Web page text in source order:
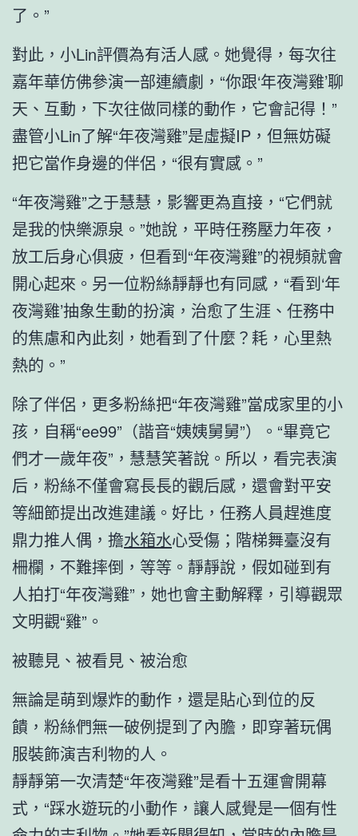
了。”
對此，小Lin評價為有活人感。她覺得，每次往
嘉年華仿佛參演一部連續劇，“你跟‘年夜灣雞’聊
天、互動，下次往做同樣的動作，它會記得！”
盡管小Lin了解“年夜灣雞”是虛擬IP，但無妨礙
把它當作身邊的伴侶，“很有實感。”
“年夜灣雞”之于慧慧，影響更為直接，“它們就
是我的快樂源泉。”她說，平時任務壓力年夜，
放工后身心俱疲，但看到“年夜灣雞”的視頻就會
開心起來。另一位粉絲靜靜也有同感，“看到‘年
夜灣雞’抽象生動的扮演，治愈了生涯、任務中
的焦慮和內此刻，她看到了什麼？耗，心里熱
熱的。”
除了伴侶，更多粉絲把“年夜灣雞”當成家里的小
孩，自稱“ee99”（諧音“姨姨舅舅”）。“畢竟它
們才一歲年夜”，慧慧笑著說。所以，看完表演
后，粉絲不僅會寫長長的觀后感，還會對平安
等細節提出改進建議。好比，任務人員趕進度
鼎力推人偶，擔水箱水心受傷；階梯舞臺沒有
柵欄，不難摔倒，等等。靜靜說，假如碰到有
人拍打“年夜灣雞”，她也會主動解釋，引導觀眾
文明觀“雞”。
被聽見、被看見、被治愈
無論是萌到爆炸的動作，還是貼心到位的反
饋，粉絲們無一破例提到了內膽，即穿著玩偶
服裝飾演吉利物的人。
靜靜第一次清楚“年夜灣雞”是看十五運會開幕
式，“踩水遊玩的小動作，讓人感覺是一個有性